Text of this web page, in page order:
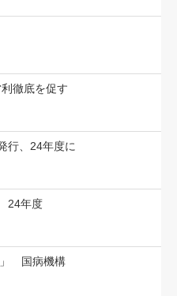
徹底を促す
行、24年度に
24年度
」 国病機構